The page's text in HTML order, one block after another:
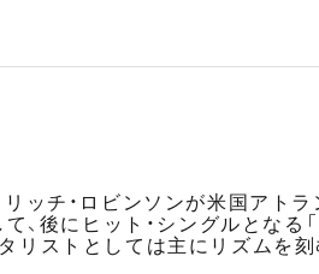
ッチ・ロビンソンが米国アト
後にヒット・シングルとなる
リストとしては主にリズムを